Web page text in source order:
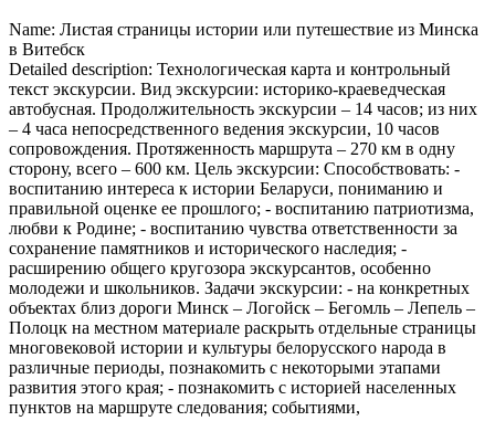
Name: Листая страницы истории или путешествие из Минска
в Витебск
Detailed description: Технологическая карта и контрольный
текст экскурсии. Вид экскурсии: историко-краеведческая
автобусная. Продолжительность экскурсии – 14 часов; из них
– 4 часа непосредственного ведения экскурсии, 10 часов
сопровождения. Протяженность маршрута – 270 км в одну
сторону, всего – 600 км. Цель экскурсии: Способствовать: -
воспитанию интереса к истории Беларуси, пониманию и
правильной оценке ее прошлого; - воспитанию патриотизма,
любви к Родине; - воспитанию чувства ответственности за
сохранение памятников и исторического наследия; -
расширению общего кругозора экскурсантов, особенно
молодежи и школьников. Задачи экскурсии: - на конкретных
объектах близ дороги Минск – Логойск – Бегомль – Лепель –
Полоцк на местном материале раскрыть отдельные страницы
многовековой истории и культуры белорусского народа в
различные периоды, познакомить с некоторыми этапами
развития этого края; - познакомить с историей населенных
пунктов на маршруте следования; событиями,